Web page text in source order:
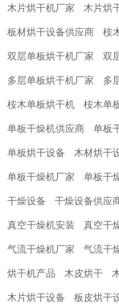
木片烘干机厂家 木片烘
板材烘干设备供应商 桉
双层单板烘干机厂家 双
多层单板烘干机厂家 多
桉木单板烘干机 桉木单
单板干燥机供应商 单板
单板烘干设备 木材烘干
单板干燥机厂家 单板干
干燥设备 干燥设备供应
真空干燥机安装 真空干
气流干燥机厂家 气流干
烘干机产品 木皮烘干
木片烘干设备 板皮烘干